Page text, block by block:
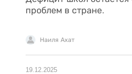
проблем в стране.
Наиля Ахат
19.12.2025